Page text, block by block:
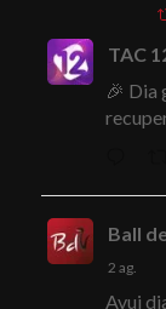
TAC
🎉 Dia
Ball
2 ag.
Avui